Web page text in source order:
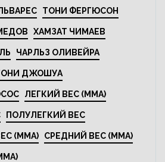
ТОНИ ФЕРГЮСОН
ХАМЗАТ ЧИМАЕВ
ЧАРЛЬЗ ОЛИВЕЙРА
ДЖОШУА
ЛЕГКИЙ ВЕС (MMA)
ПОЛУЛЕГКИЙ ВЕС
(MMA) СРЕДНИЙ ВЕС (MMA)